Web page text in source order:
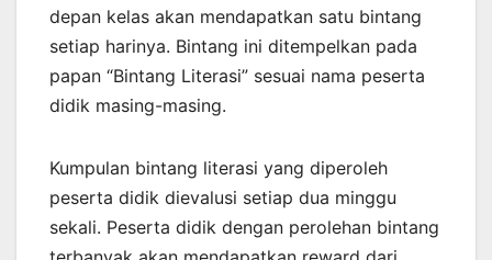
depan kelas akan mendapatkan satu bintang
setiap harinya. Bintang ini ditempelkan pada
papan “Bintang Literasi” sesuai nama peserta
didik masing-masing.
Kumpulan bintang literasi yang diperoleh
peserta didik dievalusi setiap dua minggu
sekali. Peserta didik dengan perolehan bintang